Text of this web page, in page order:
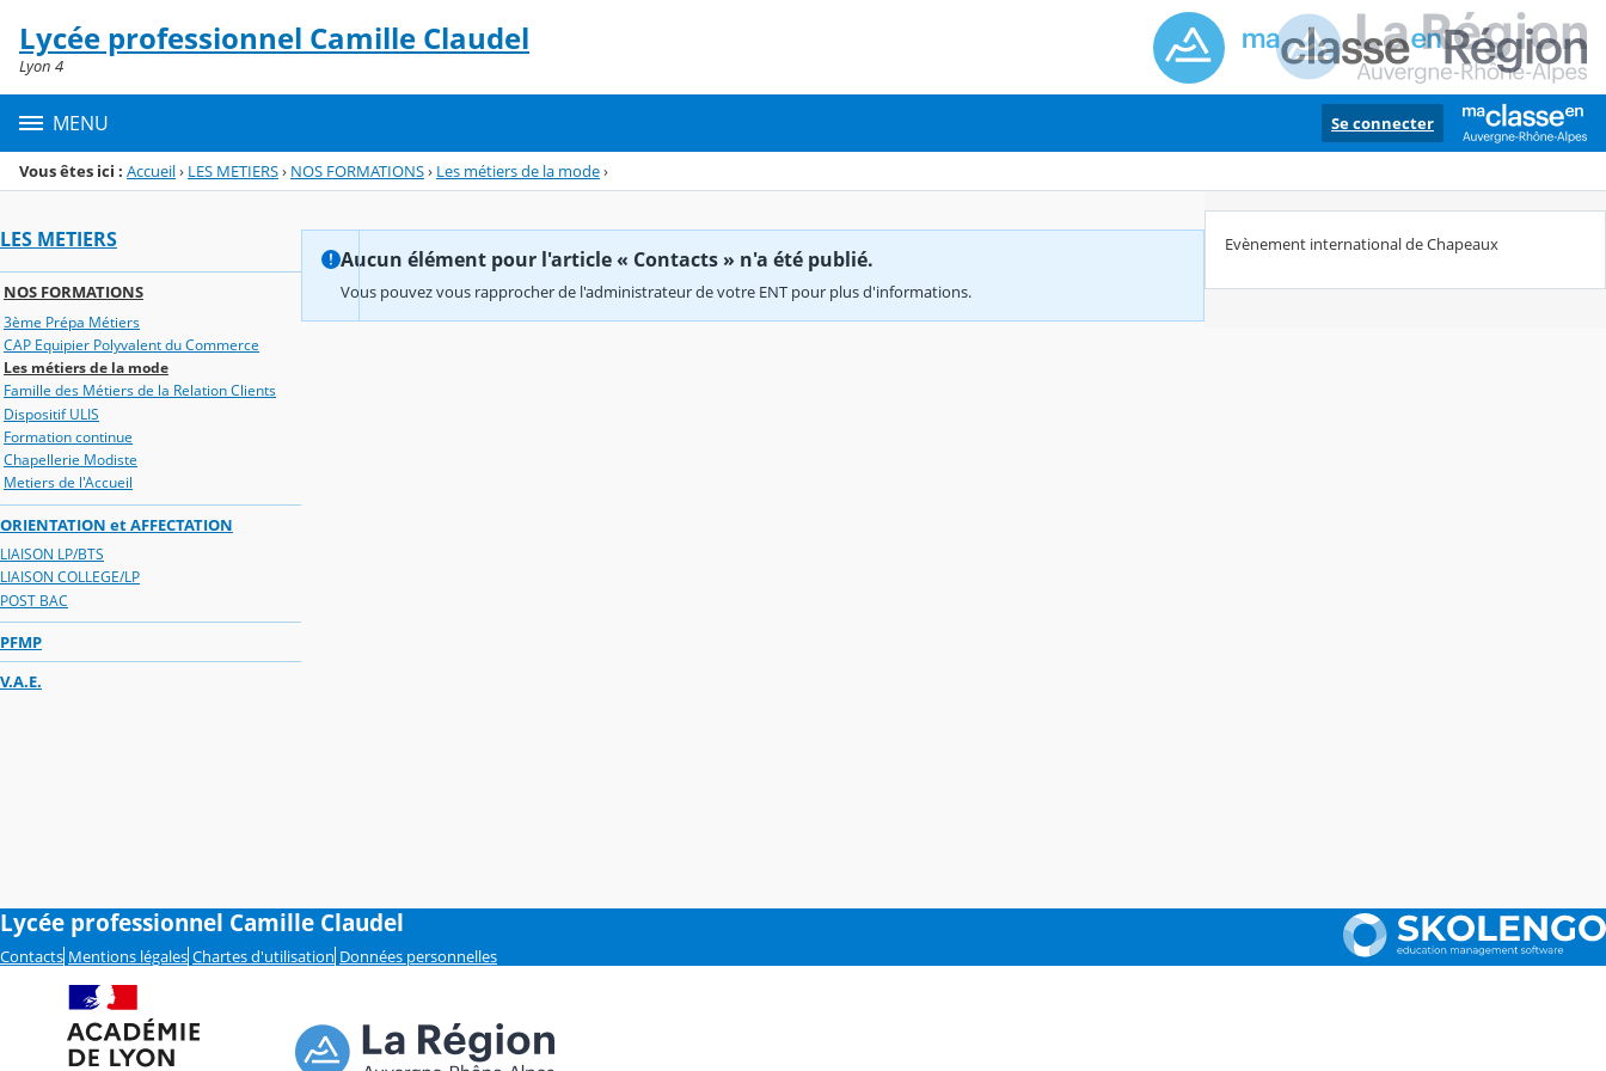
Menu de la rubrique
Contenu
Lycée professionnel Camille Claudel
Lyon 4
MENU Se connecter
Vous êtes ici : Accueil› LES METIERS› NOS FORMATIONS› Les métiers de la mode›
LES METIERS
NOS FORMATIONS
3ème Prépa Métiers
CAP Equipier Polyvalent du Commerce
Les métiers de la mode
Famille des Métiers de la Relation Clients
Dispositif ULIS
Formation continue
Chapellerie Modiste
Metiers de l'Accueil
ORIENTATION et AFFECTATION
LIAISON LP/BTS
LIAISON COLLEGE/LP
POST BAC
PFMP
V.A.E.
Aucun élément pour l'article « Contacts » n'a été publié.
Vous pouvez vous rapprocher de l'administrateur de votre ENT pour plus d'informations.
Evènement international de Chapeaux
Lycée professionnel Camille Claudel
Contacts Mentions légales Chartes d'utilisation Données personnelles